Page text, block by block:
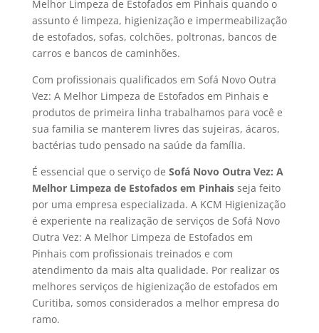
Melhor Limpeza de Estofados em Pinhais quando o
assunto é limpeza, higienização e impermeabilização
de estofados, sofas, colchões, poltronas, bancos de
carros e bancos de caminhões.
Com profissionais qualificados em Sofá Novo Outra
Vez: A Melhor Limpeza de Estofados em Pinhais e
produtos de primeira linha trabalhamos para você e
sua familia se manterem livres das sujeiras, ácaros,
bactérias tudo pensado na saúde da família.
É essencial que o serviço de Sofá Novo Outra Vez: A
Melhor Limpeza de Estofados em Pinhaisseja feito
por uma empresa especializada. A KCM Higienização
é experiente na realização de serviços de Sofá Novo
Outra Vez: A Melhor Limpeza de Estofados em
Pinhais com profissionais treinados e com
atendimento da mais alta qualidade. Por realizar os
melhores serviços de higienização de estofados em
Curitiba, somos considerados a melhor empresa do
ramo.